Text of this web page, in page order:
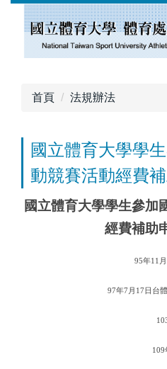
首頁 法規辦法
國立體育大學學
動競賽活動經費
國立體育大學學生參加
經費補助
95年11 月
97年7 月 17 日台
109